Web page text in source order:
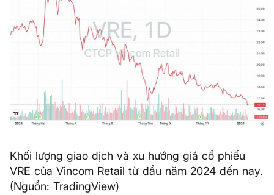
Khối lượng giao dịch và xu hướng giá cổ phiếu
VRE của Vincom Retail từ đầu năm 2024 đến nay.
(Nguồn: TradingView)